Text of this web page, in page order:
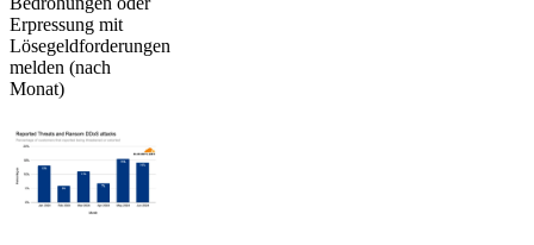
Erpressung mit
Lösegeldforderungen
melden (nach
Monat)